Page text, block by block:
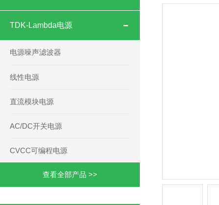
TDK-Lambda电源
电源噪声滤波器
线性电源
直流模块电源
AC/DC开关电源
CVCC可编程电源
查看全部产品 >>